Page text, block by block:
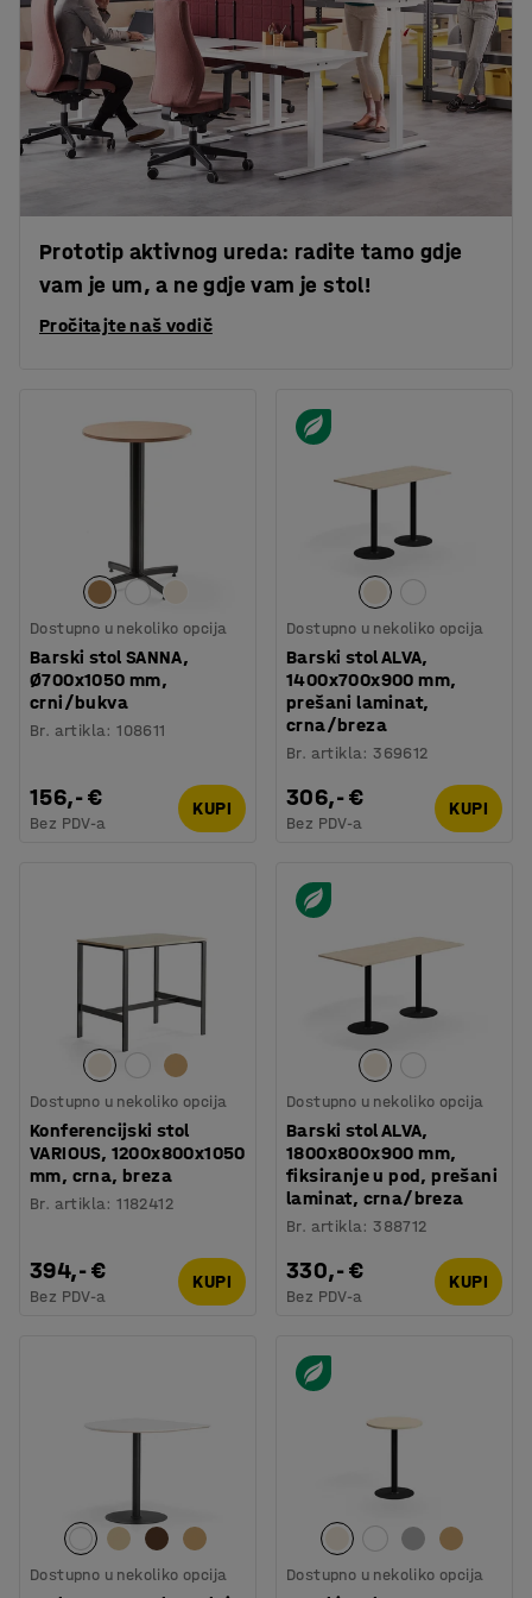
Prototip aktivnog ureda: radite tamo gdje
vam je um, a ne gdje vam je stol!
Pročitajte naš vodič
Dostupno u nekoliko opcija
Barski stol SANNA,
Ø700x1050 mm,
crni/bukva
Br. artikla:108611
156,- €
Bez PDV-a
KUPI
Dostupno u nekoliko opcija
Barski stol ALVA,
1400x700x900 mm,
prešani laminat,
crna/breza
Br. artikla:369612
306,- €
Bez PDV-a
KUPI
Dostupno u nekoliko opcija
Konferencijski stol
VARIOUS, 1200x800x1050
mm, crna, breza
Br. artikla:1182412
394,- €
Bez PDV-a
KUPI
Dostupno u nekoliko opcija
Barski stol ALVA,
1800x800x900 mm,
fiksiranje u pod, prešani
laminat, crna/breza
Br. artikla:388712
330,- €
Bez PDV-a
KUPI
Dostupno u nekoliko opcija Dostupno u nekoliko opcija